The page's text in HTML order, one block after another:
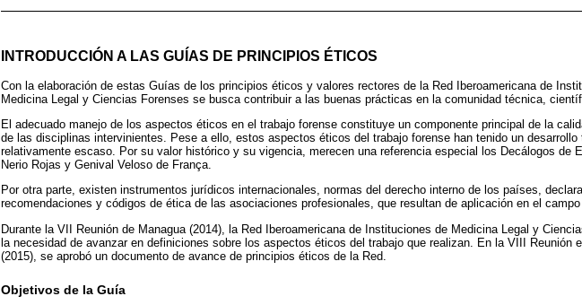
INTRODUCCIÓN A LAS GUÍAS DE PRINCIPIOS ÉTICOS
Con la elaboración de estas Guías de los principios éticos y valores rectores de la Red Iberoamericana de
Medicina Legal y Ciencias Forenses se busca contribuir a las buenas prácticas en la comunidad técnica,
El adecuado manejo de los aspectos éticos en el trabajo forense constituye un componente principal de la
de las disciplinas intervinientes. Pese a ello, estos aspectos éticos del trabajo forense han tenido un desarrollo
relativamente escaso. Por su valor histórico y su vigencia, merecen una referencia especial los Decálogos de
Nerio Rojas y Genival Veloso de França.
Por otra parte, existen instrumentos jurídicos internacionales, normas del derecho interno de los países,
recomendaciones y códigos de ética de las asociaciones profesionales, que resultan de aplicación en el
Durante la VII Reunión de Managua (2014), la Red Iberoamericana de Instituciones de Medicina Legal y
la necesidad de avanzar en definiciones sobre los aspectos éticos del trabajo que realizan. En la VIII Reunión
(2015), se aprobó un documento de avance de principios éticos de la Red.
Objetivos de la Guía